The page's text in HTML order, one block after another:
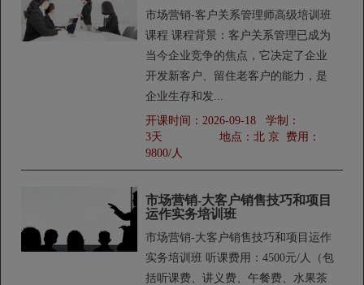
市场营销-客户关系管理师高级培训班
课程 课程背景：客户关系管理已成为
当今企业竞争的焦点，它决定了企业
开发新客户、留住老客户的能力，是
企业生存和发...
开课时间： 2026-09-18学制：
3天
地点： 北 京费用：
9800/人
市场营销-大客户销售技巧和项目
运作实务培训班
市场营销-大客户销售技巧和项目运作
实务培训班 听课费用：4500元/人（包
括听课费、讲义费、午餐费、水果茶